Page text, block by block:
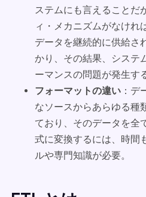
ステムにも言えることだ
ィ・メカニズムがなけれ
データを継続的に供給さ
かり、その結果、システ
ーマンスの問題が発生す
フォーマットの違い ：デ
なソースからあらゆる種
ており、そのデータを全
式に変換するには、時間
ルや専門知識が必要。